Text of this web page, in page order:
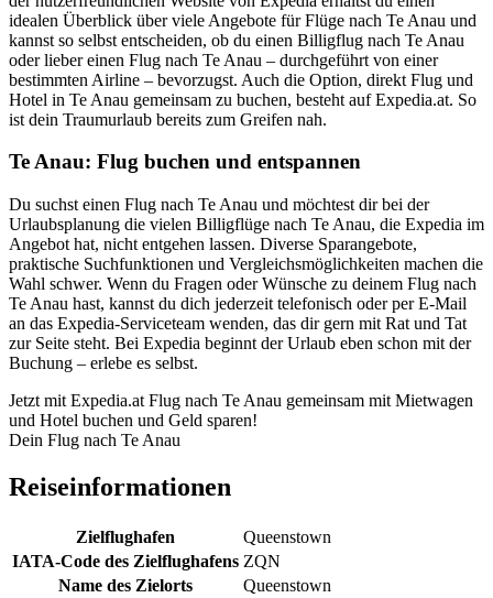
idealen Überblick über viele Angebote für Flüge nach Te Anau und
kannst so selbst entscheiden, ob du einen Billigflug nach Te Anau
oder lieber einen Flug nach Te Anau – durchgeführt von einer
bestimmten Airline – bevorzugst. Auch die Option, direkt Flug und
Hotel in Te Anau gemeinsam zu buchen, besteht auf Expedia.at. So
ist dein Traumurlaub bereits zum Greifen nah.
Te Anau: Flug buchen und entspannen
Du suchst einen Flug nach Te Anau und möchtest dir bei der
Urlaubsplanung die vielen Billigflüge nach Te Anau, die Expedia im
Angebot hat, nicht entgehen lassen. Diverse Sparangebote,
praktische Suchfunktionen und Vergleichsmöglichkeiten machen die
Wahl schwer. Wenn du Fragen oder Wünsche zu deinem Flug nach
Te Anau hast, kannst du dich jederzeit telefonisch oder per E-Mail
an das Expedia-Serviceteam wenden, das dir gern mit Rat und Tat
zur Seite steht. Bei Expedia beginnt der Urlaub eben schon mit der
Buchung – erlebe es selbst.
Jetzt mit Expedia.at Flug nach Te Anau gemeinsam mit Mietwagen
und Hotel buchen und Geld sparen!
Dein Flug nach Te Anau
Reiseinformationen
Zielflughafen
Queenstown
IATA-Code des Zielflughafens ZQN
Name des Zielorts
Queenstown